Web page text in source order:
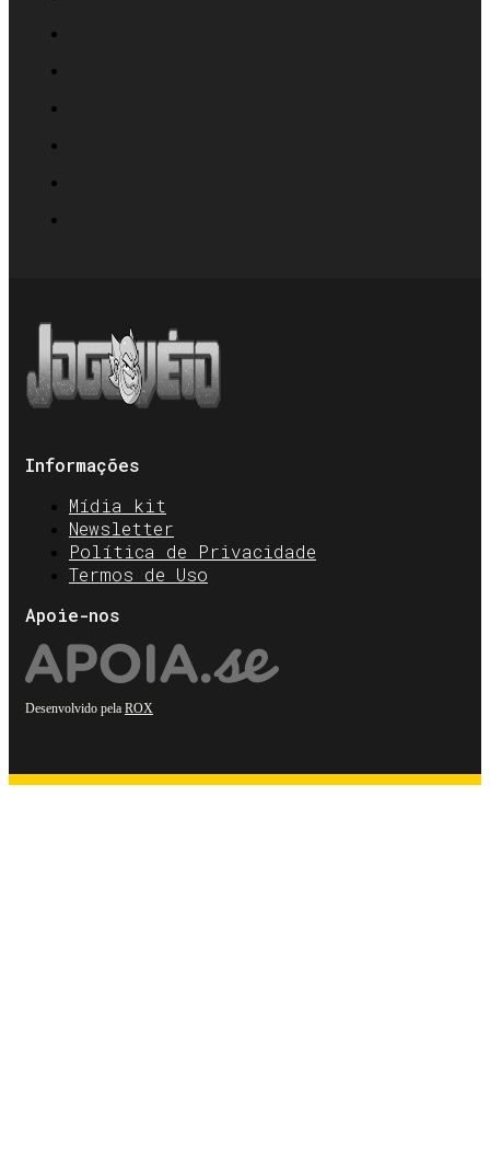
Informações
Mídia kit
Newsletter
Política de Privacidade
Termos de Uso
Apoie-nos
Desenvolvido pela ROX